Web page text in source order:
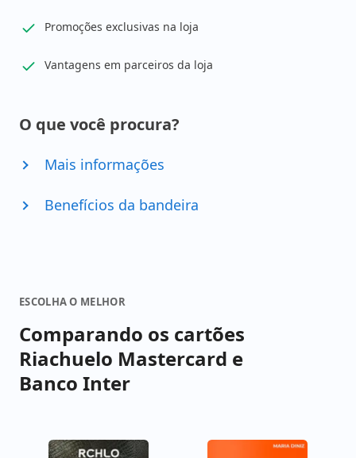
Promoções exclusivas na loja
Vantagens em parceiros da loja
O que você procura?
Mais informações
Benefícios da bandeira
ESCOLHA O MELHOR
Comparando os cartões
Riachuelo Mastercard e
Banco Inter